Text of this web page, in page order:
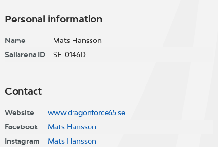
Personal information
Name
Mats Hansson
Sailarena ID
SE-0146D
Contact
Website
www.dragonforce65.se
Facebook
Mats Hansson
Instagram
Mats Hansson